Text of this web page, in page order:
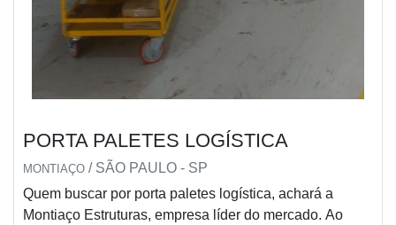
PORTA PALETES LOGÍSTICA
MONTIAÇO / SÃO PAULO - SP
Quem buscar por porta paletes logística, achará a
Montiaço Estruturas, empresa líder do mercado. Ao